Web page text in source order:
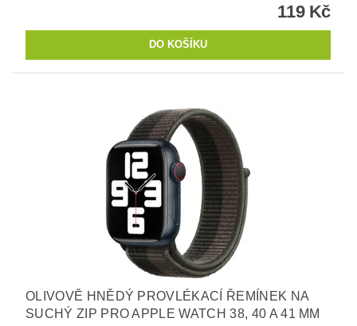
119 Kč
OLIVOVĚ HNĚDÝ PROVLÉKACÍ ŘEMÍNEK NA
SUCHÝ ZIP PRO APPLE WATCH 38, 40 A 41 MM